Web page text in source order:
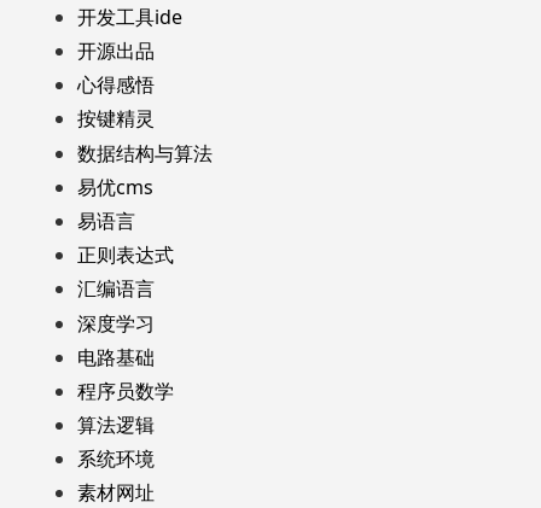
开发工具ide
开源出品
心得感悟
按键精灵
数据结构与算法
易优cms
易语言
正则表达式
汇编语言
深度学习
电路基础
程序员数学
算法逻辑
系统环境
素材网址